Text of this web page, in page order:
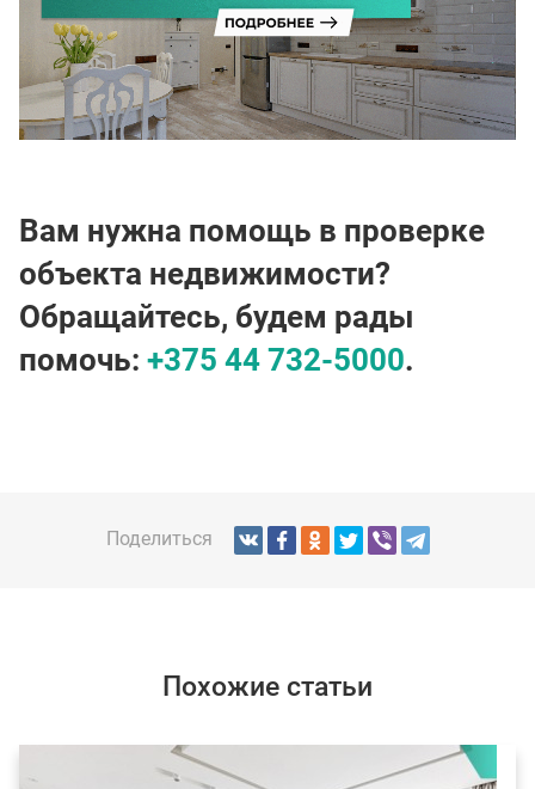
Вам нужна помощь в проверке
объекта недвижимости?
Обращайтесь, будем рады
помочь: +375 44 732-5000.
Поделиться
Похожие статьи